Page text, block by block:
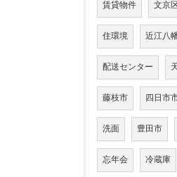
賃貸物件 文京区
住環境 近江八
配送センター
藤枝市 四日市
洗面 豊田市
忘年会 冷蔵庫